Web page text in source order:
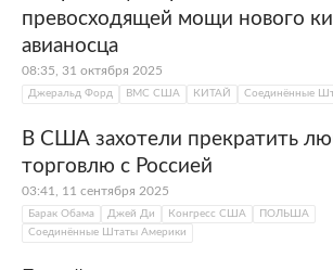
превосходящей мощи нового
авианосца
08:35, 31 октября 2025
Джеральд Форд ВМС США КИТАЙ Соединённые
В США захотели прекратить
торговлю с Россией
03:41, 11 сентября 2025
Барак Обама Джей Ди Конгресс США
ПОЛЬША
Соединённые Штаты Америки